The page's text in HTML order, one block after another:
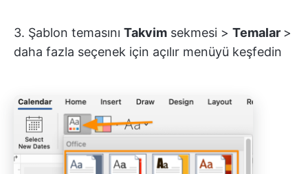
3. Şablon temasını Takvim sekmesi > Temalar >
daha fazla seçenek için açılır menüyü keşfedin